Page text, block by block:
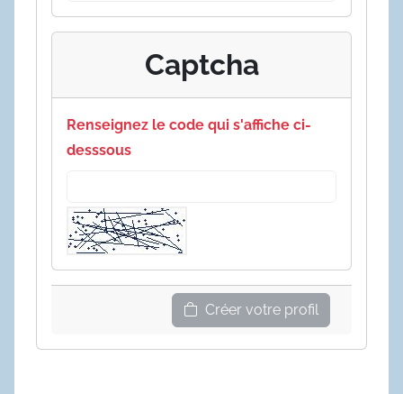
Captcha
Renseignez le code qui s'affiche ci-
desssous
Créer votre profil